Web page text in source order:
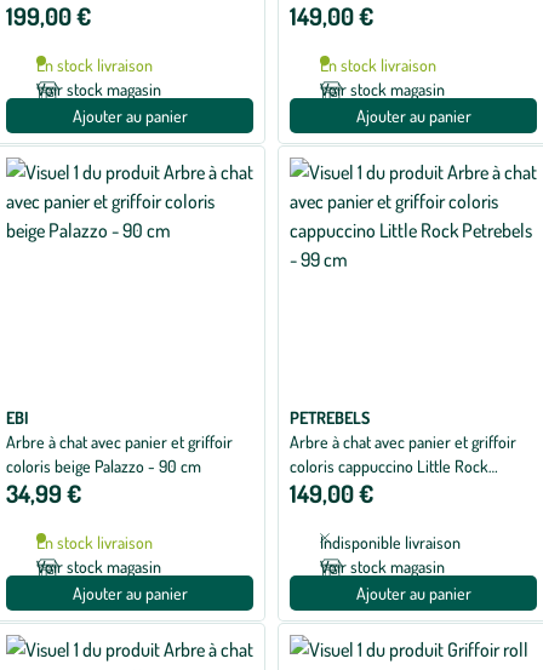
- 134 cm
199,00 €
En stock livraison
Voir stock magasin
Ajouter au panier
cm
149,00 €
En stock livraison
Voir stock magasin
Ajouter au panier
EBI
Arbre à chat avec panier et griffoir
coloris beige Palazzo - 90 cm
34,99 €
En stock livraison
Voir stock magasin
Ajouter au panier
PETREBELS
Arbre à chat avec panier et griffoir
coloris cappuccino Little Rock
Petrebels - 99 cm
149,00 €
Indisponible livraison
Voir stock magasin
Ajouter au panier